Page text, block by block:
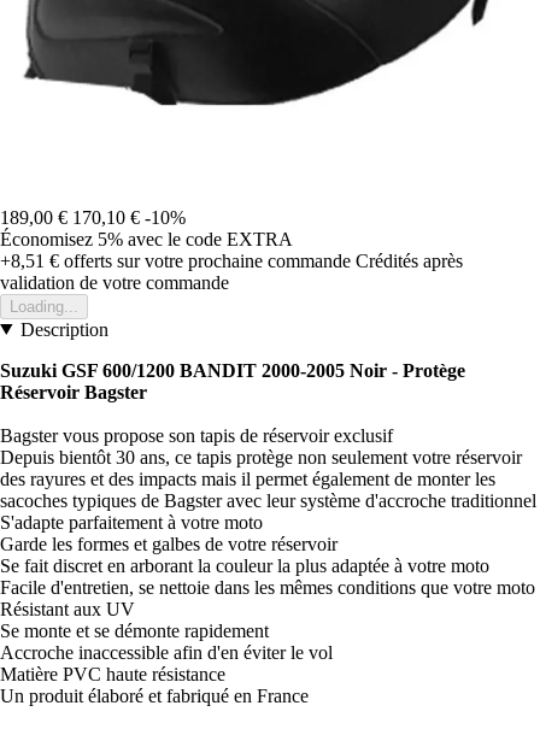
189,00 € 170,10 € -10%
Économisez 5% avec le code EXTRA
+8,51 € offerts sur votre prochaine commande Crédités après
validation de votre commande
Loading...
Description
Suzuki GSF 600/1200 BANDIT 2000-2005 Noir - Protège
Réservoir Bagster
Bagster vous propose son tapis de réservoir exclusif
Depuis bientôt 30 ans, ce tapis protège non seulement votre réservoir
des rayures et des impacts mais il permet également de monter les
sacoches typiques de Bagster avec leur système d'accroche traditionnel
S'adapte parfaitement à votre moto
Garde les formes et galbes de votre réservoir
Se fait discret en arborant la couleur la plus adaptée à votre moto
Facile d'entretien, se nettoie dans les mêmes conditions que votre moto
Résistant aux UV
Se monte et se démonte rapidement
Accroche inaccessible afin d'en éviter le vol
Matière PVC haute résistance
Un produit élaboré et fabriqué en France